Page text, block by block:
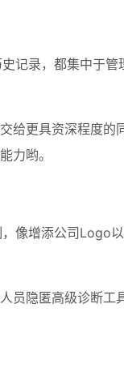
记录，都集中于
给更具资深程度
力哟。
像增添公司Logo
员隐匿高级诊断